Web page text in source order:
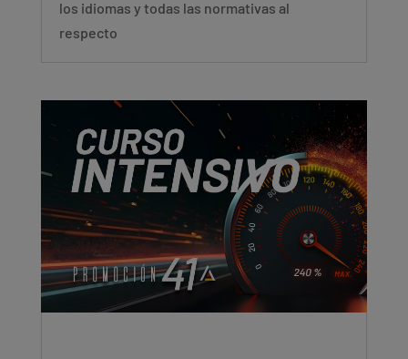
los idiomas y todas las normativas al
respecto